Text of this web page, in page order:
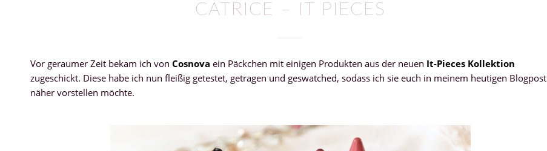
CATRICE – IT PIECES
Vor geraumer Zeit bekam ich von Cosnova ein Päckchen mit einigen Produkten aus der neuen It-Pieces Kollektion
zugeschickt. Diese habe ich nun fleißig getestet, getragen und geswatched, sodass ich sie euch in meinem heutigen Blogpost
näher vorstellen möchte.